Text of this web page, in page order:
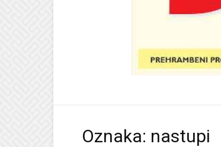
Oznaka: nastupi